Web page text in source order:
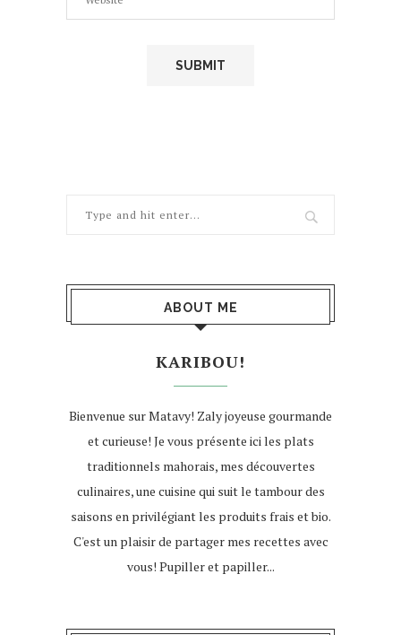
ABOUT ME
KARIBOU!
Bienvenue sur Matavy! Zaly joyeuse gourmande
et curieuse! Je vous présente ici les plats
traditionnels mahorais, mes découvertes
culinaires, une cuisine qui suit le tambour des
saisons en privilégiant les produits frais et bio.
C'est un plaisir de partager mes recettes avec
vous! Pupiller et papiller...